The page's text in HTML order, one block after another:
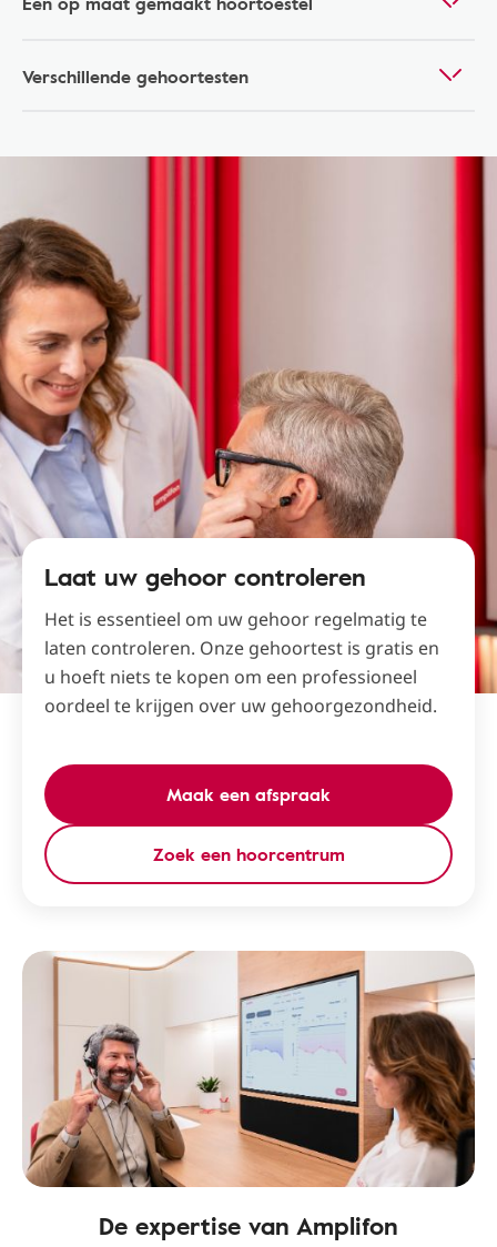
Verschillende gehoortesten
Laat uw gehoor controleren
Het is essentieel om uw gehoor regelmatig te
laten controleren. Onze gehoortest is gratis en
u hoeft niets te kopen om een ​​professioneel
oordeel te krijgen over uw gehoorgezondheid.
Maak een afspraak
Zoek een hoorcentrum
De expertise van Amplifon